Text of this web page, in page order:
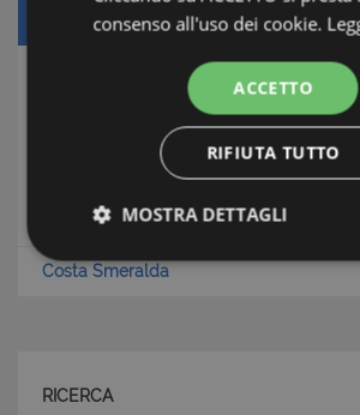
Prezzo: € 650.000
Villa Laconia Beach
Condizioni: Nuova mai abitata
Costa Smeralda
RICERCA
consenso all'uso dei cookie.
ACCETTO
RIFIUTA TUTTO
MOSTRA DETTAGLI
Strettamente necessari e